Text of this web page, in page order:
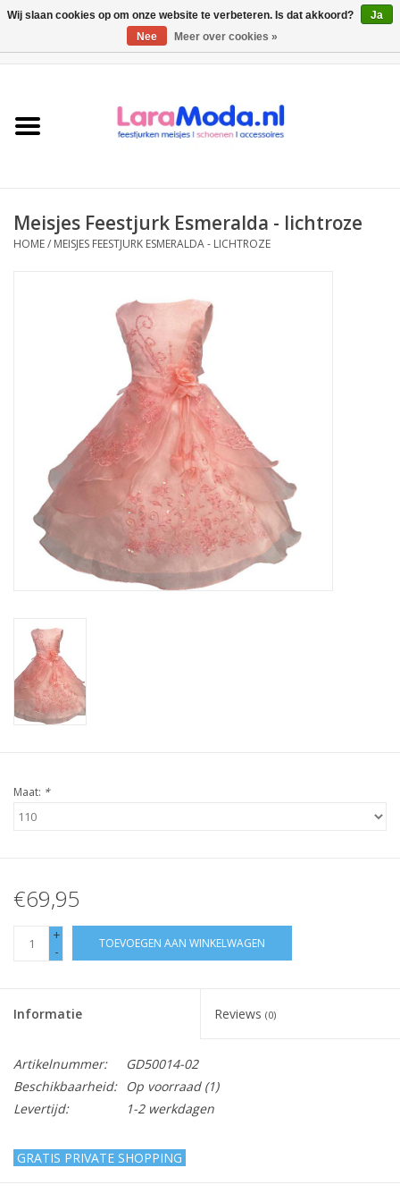
collecties
Bolero meisje
Meisjes Feestjurk Esmeralda - lichtroze
HOME/ MEISJES FEESTJURK ESMERALDA - LICHTROZE
Maat: *
€69,95
+
-
TOEVOEGEN AAN WINKELWAGEN
Informatie Reviews (0)
Artikelnummer:
GD50014-02
Beschikbaarheid:
Op voorraad(1)
Levertijd:
1-2 werkdagen
GRATIS PRIVATE SHOPPING
Wij slaan cookies op om onze website te verbeteren. Is dat akkoord?
Ja
Nee
Meer over cookies »